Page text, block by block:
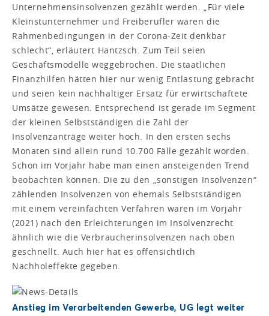
Unternehmensinsolvenzen gezählt werden. „Für viele
Kleinstunternehmer und Freiberufler waren die
Rahmenbedingungen in der Corona-Zeit denkbar
schlecht“, erläutert Hantzsch. Zum Teil seien
Geschäftsmodelle weggebrochen. Die staatlichen
Finanzhilfen hätten hier nur wenig Entlastung gebracht
und seien kein nachhaltiger Ersatz für erwirtschaftete
Umsätze gewesen. Entsprechend ist gerade im Segment
der kleinen Selbstständigen die Zahl der
Insolvenzanträge weiter hoch. In den ersten sechs
Monaten sind allein rund 10.700 Fälle gezählt worden.
Schon im Vorjahr habe man einen ansteigenden Trend
beobachten können. Die zu den „sonstigen Insolvenzen“
zählenden Insolvenzen von ehemals Selbstständigen
mit einem vereinfachten Verfahren waren im Vorjahr
(2021) nach den Erleichterungen im Insolvenzrecht
ähnlich wie die Verbraucherinsolvenzen nach oben
geschnellt. Auch hier hat es offensichtlich
Nachholeffekte gegeben.
Anstieg im Verarbeitenden Gewerbe, UG legt weiter